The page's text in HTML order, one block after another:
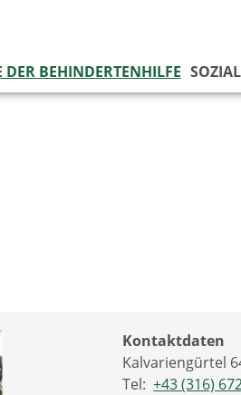
DER BEHINDERTENHILFE
Kontaktdaten
Kalvariengürtel
Tel:+43 (316)